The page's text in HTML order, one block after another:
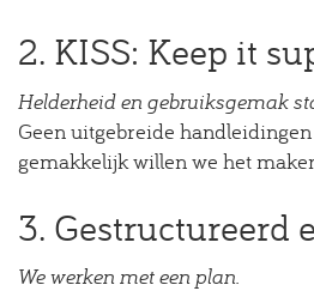
2. KISS: Keep it
Helderheid en gebruiksgemak
Geen uitgebreide
gemakkelijk willen we het
3. Gestructureerd
We werken met een plan.